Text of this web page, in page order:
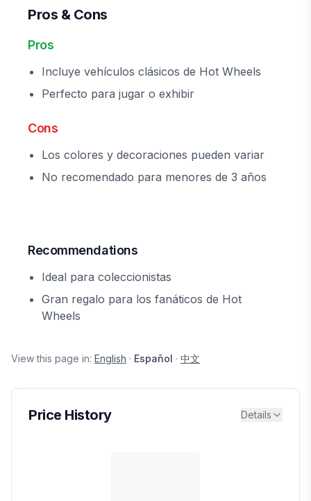
Pros & Cons
Pros
Incluye vehículos clásicos de Hot Wheels
Perfecto para jugar o exhibir
Cons
Los colores y decoraciones pueden variar
No recomendado para menores de 3 años
Recommendations
Ideal para coleccionistas
Gran regalo para los fanáticos de Hot
Wheels
View this page in: English · Español · 中文
Price History Details